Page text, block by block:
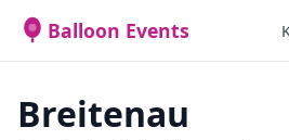
Balloon Events
Breitenau